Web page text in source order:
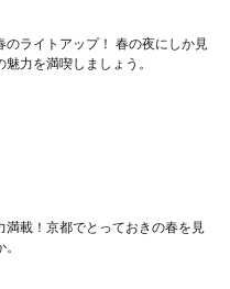
のライトアップ！ 春の夜にしか見
魅力を満喫しましょう。
満載！京都でとっておきの春を見